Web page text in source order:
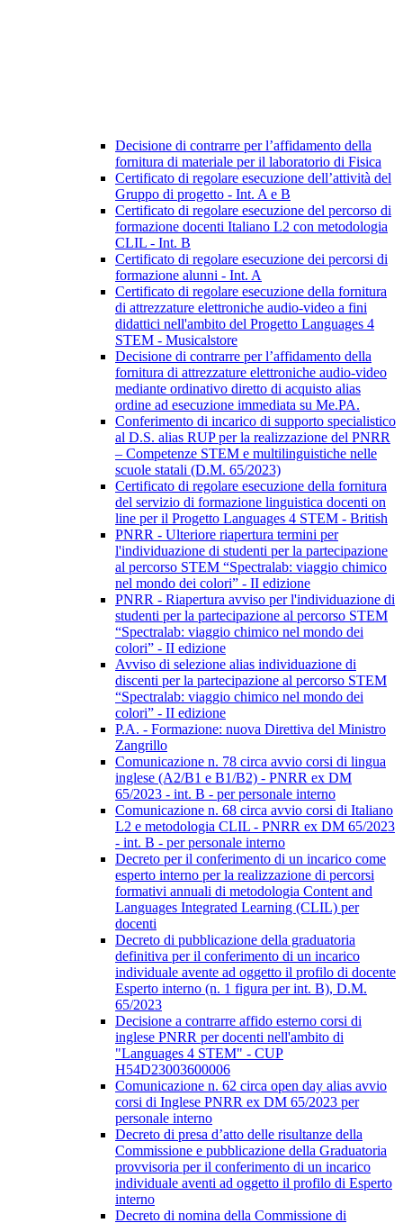
Decisione di contrarre per l’affidamento della
fornitura di materiale per il laboratorio di Fisica
Certificato di regolare esecuzione dell’attività del
Gruppo di progetto - Int. A e B
Certificato di regolare esecuzione del percorso di
formazione docenti Italiano L2 con metodologia
CLIL - Int. B
Certificato di regolare esecuzione dei percorsi di
formazione alunni - Int. A
Certificato di regolare esecuzione della fornitura
di attrezzature elettroniche audio-video a fini
didattici nell'ambito del Progetto Languages 4
STEM - Musicalstore
Decisione di contrarre per l’affidamento della
fornitura di attrezzature elettroniche audio-video
mediante ordinativo diretto di acquisto alias
ordine ad esecuzione immediata su Me.PA.
Conferimento di incarico di supporto specialistico
al D.S. alias RUP per la realizzazione del PNRR
– Competenze STEM e multilinguistiche nelle
scuole statali (D.M. 65/2023)
Certificato di regolare esecuzione della fornitura
del servizio di formazione linguistica docenti on
line per il Progetto Languages 4 STEM - British
PNRR - Ulteriore riapertura termini per
l'individuazione di studenti per la partecipazione
al percorso STEM “Spectralab: viaggio chimico
nel mondo dei colori” - II edizione
PNRR - Riapertura avviso per l'individuazione di
studenti per la partecipazione al percorso STEM
“Spectralab: viaggio chimico nel mondo dei
colori” - II edizione
Avviso di selezione alias individuazione di
discenti per la partecipazione al percorso STEM
“Spectralab: viaggio chimico nel mondo dei
colori” - II edizione
P.A. - Formazione: nuova Direttiva del Ministro
Zangrillo
Comunicazione n. 78 circa avvio corsi di lingua
inglese (A2/B1 e B1/B2) - PNRR ex DM
65/2023 - int. B - per personale interno
Comunicazione n. 68 circa avvio corsi di Italiano
L2 e metodologia CLIL - PNRR ex DM 65/2023
- int. B - per personale interno
Decreto per il conferimento di un incarico come
esperto interno per la realizzazione di percorsi
formativi annuali di metodologia Content and
Languages Integrated Learning (CLIL) per
docenti
Decreto di pubblicazione della graduatoria
definitiva per il conferimento di un incarico
individuale avente ad oggetto il profilo di docente
Esperto interno (n. 1 figura per int. B), D.M.
65/2023
Decisione a contrarre affido esterno corsi di
inglese PNRR per docenti nell'ambito di
"Languages 4 STEM" - CUP
H54D23003600006
Comunicazione n. 62 circa open day alias avvio
corsi di Inglese PNRR ex DM 65/2023 per
personale interno
Decreto di presa d’atto delle risultanze della
Commissione e pubblicazione della Graduatoria
provvisoria per il conferimento di un incarico
individuale aventi ad oggetto il profilo di Esperto
interno
Decreto di nomina della Commissione di